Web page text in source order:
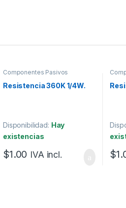
Componentes Pasivos
Resistencia 360K 1/4W.
Disponibilidad: Hay
existencias
$1.00 IVA incl. $